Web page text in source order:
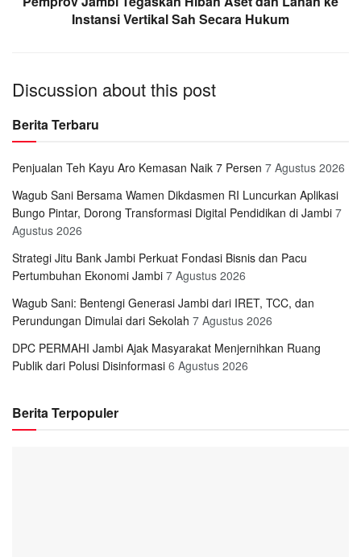
Instansi Vertikal Sah Secara Hukum
Discussion about this post
Berita Terbaru
Penjualan Teh Kayu Aro Kemasan Naik 7 Persen 7 Agustus 2026
Wagub Sani Bersama Wamen Dikdasmen RI Luncurkan Aplikasi
Bungo Pintar, Dorong Transformasi Digital Pendidikan di Jambi 7
Agustus 2026
Strategi Jitu Bank Jambi Perkuat Fondasi Bisnis dan Pacu
Pertumbuhan Ekonomi Jambi 7 Agustus 2026
Wagub Sani: Bentengi Generasi Jambi dari IRET, TCC, dan
Perundungan Dimulai dari Sekolah 7 Agustus 2026
DPC PERMAHI Jambi Ajak Masyarakat Menjernihkan Ruang
Publik dari Polusi Disinformasi 6 Agustus 2026
Berita Terpopuler